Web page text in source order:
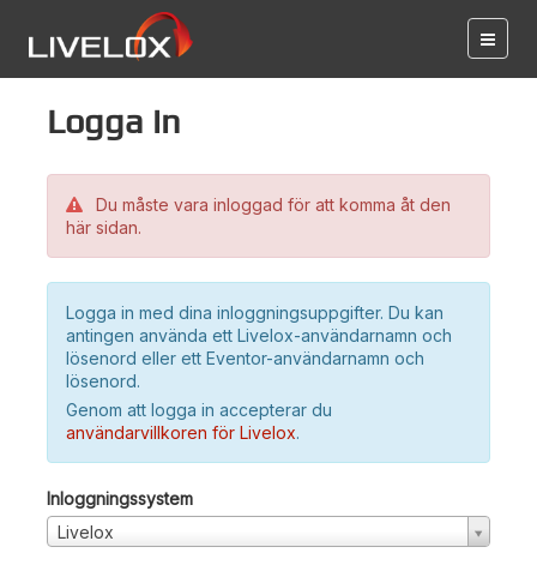
Logga in
Du måste vara inloggad för att komma åt den
här sidan.
Logga in med dina inloggningsuppgifter. Du kan
antingen använda ett Livelox-användarnamn och
lösenord eller ett Eventor-användarnamn och
lösenord.
Genom att logga in accepterar du
användarvillkoren för Livelox.
Inloggningssystem
Livelox